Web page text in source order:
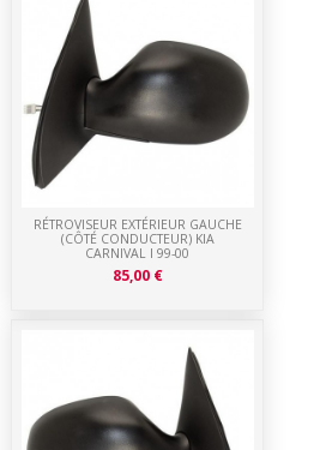
RÉTROVISEUR EXTÉRIEUR GAUCHE
(CÔTÉ CONDUCTEUR) KIA
CARNIVAL I 99-00
85,00 €